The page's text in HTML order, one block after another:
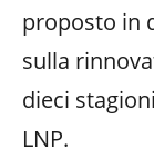
proposto in
sulla
dieci
LNP.